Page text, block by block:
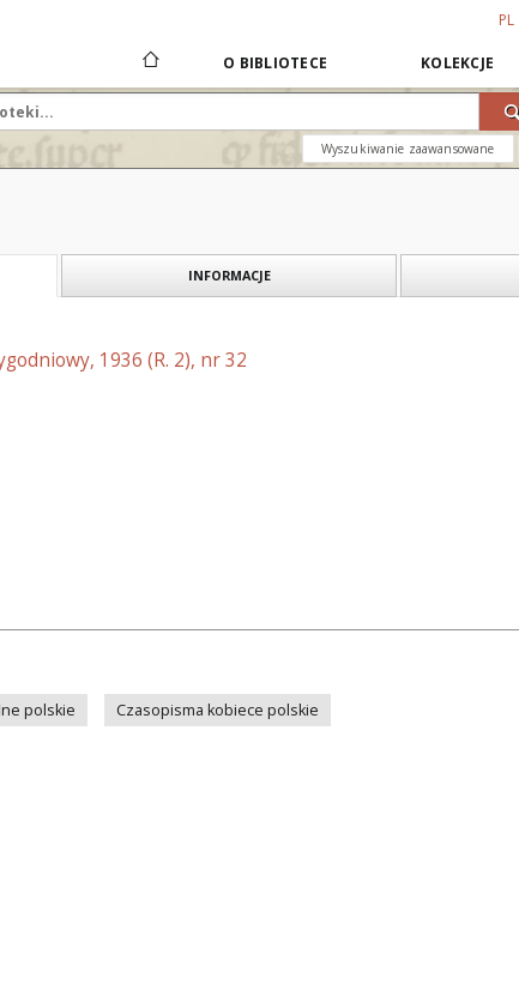
PL
O BIBLIOTECE KOLEKCJE
Wyszukiwanie zaawansowane
INFORMACJE
1936 (R. 2), nr 32
polskie
Czasopisma kobiece polskie